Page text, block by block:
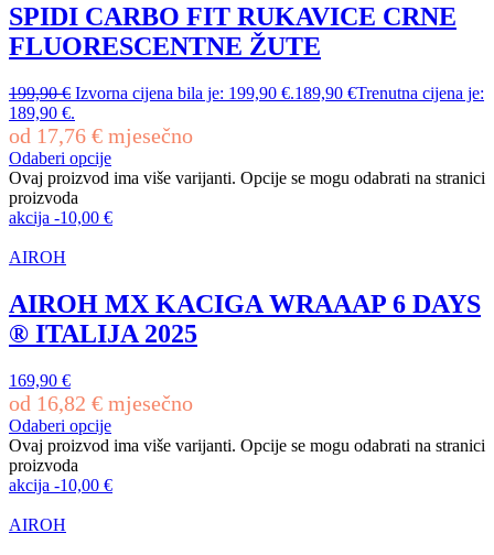
SPIDI CARBO FIT RUKAVICE CRNE
FLUORESCENTNE ŽUTE
199,90€ Izvorna cijena bila je: 199,90 €.189,90 €Trenutna cijena je:
189,90 €.
od 17,76 € mjesečno
Odaberi opcije
Ovaj proizvod ima više varijanti. Opcije se mogu odabrati na stranici
proizvoda
akcija -10,00 €
AIROH
AIROH MX KACIGA WRAAAP 6 DAYS
® ITALIJA 2025
169,90 €
od 16,82 € mjesečno
Odaberi opcije
Ovaj proizvod ima više varijanti. Opcije se mogu odabrati na stranici
proizvoda
akcija -10,00 €
AIROH